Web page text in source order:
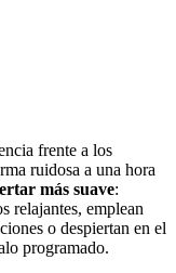
frente a los
ruidosa a una hora
más suave:
relajantes, emplean
o despiertan en el
programado.